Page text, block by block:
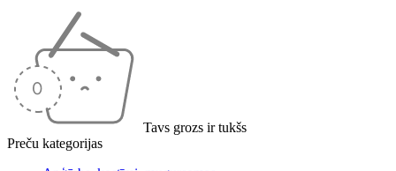
Tavs grozs ir tukšs
Preču kategorijas